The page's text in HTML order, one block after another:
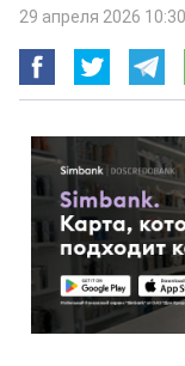
29 апреля 2026 10:30